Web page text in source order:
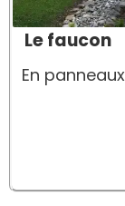
Le faucon
En panneaux